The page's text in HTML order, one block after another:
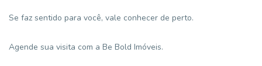
Se faz sentido para você, vale conhecer de perto.
Agende sua visita com a Be Bold Imóveis.